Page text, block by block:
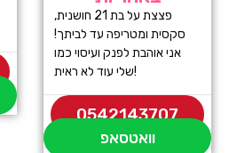
פצצת על בת 21 חושנית,
סקסית ומטריפה עד לביתך!
אני אוהבת לפנק ועיסוי כמו
שלי עוד לא ראית!
0542143707
וואטסאפ